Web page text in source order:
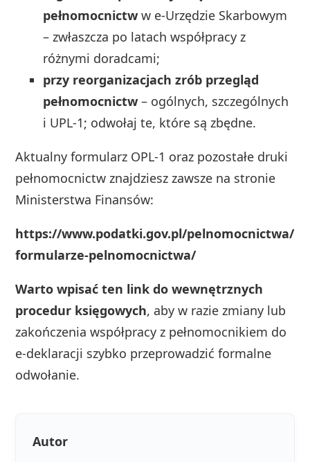
pełnomocnictw w e‑Urzędzie Skarbowym
– zwłaszcza po latach współpracy z
różnymi doradcami;
przy reorganizacjach zrób przegląd
pełnomocnictw – ogólnych, szczególnych
i UPL‑1; odwołaj te, które są zbędne.
Aktualny formularz OPL‑1 oraz pozostałe druki
pełnomocnictw znajdziesz zawsze na stronie
Ministerstwa Finansów:
https://www.podatki.gov.pl/pelnomocnictwa/
formularze-pelnomocnictwa/
Warto wpisać ten link do wewnętrznych
procedur księgowych, aby w razie zmiany lub
zakończenia współpracy z pełnomocnikiem do
e‑deklaracji szybko przeprowadzić formalne
odwołanie.
Autor